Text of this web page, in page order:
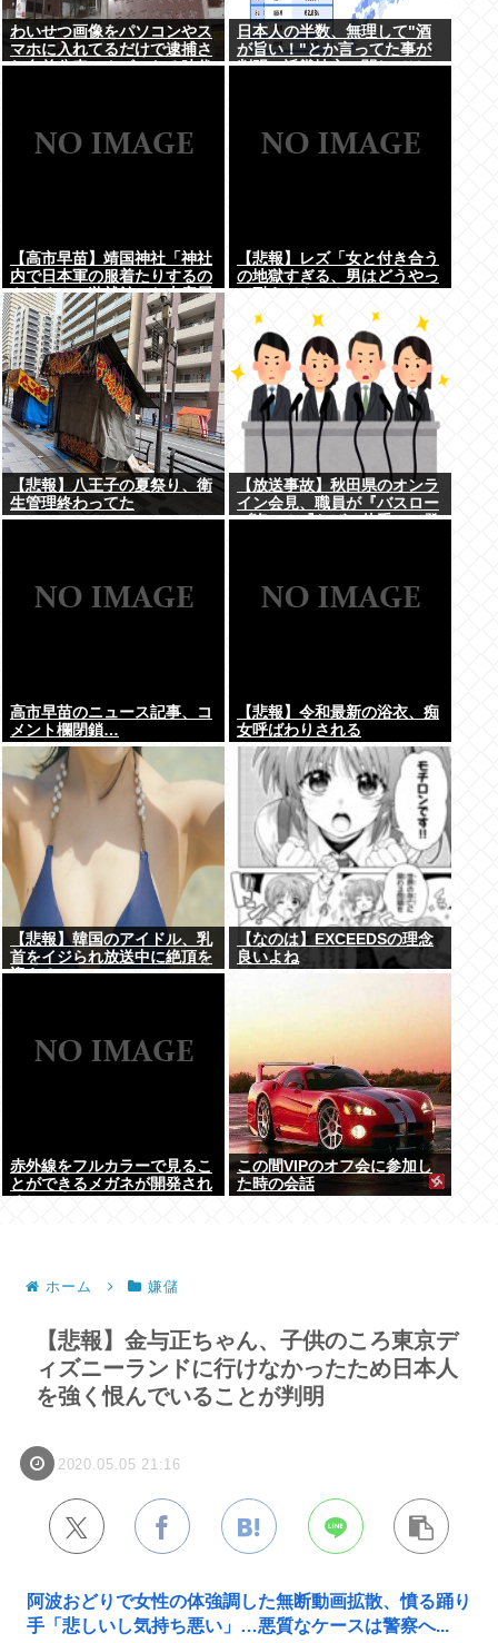
わいせつ画像をパソコンやス
マホに入れてるだけで逮捕さ
れ名前公表、クビになる時代
日本人の半数、無理して"酒
が旨い！"とか言ってた事が
判明。近畿地方に関しては6
【高市早苗】靖国神社「神社
内で日本軍の服着たりするの
やめろ！」遊就館のお土産屋
がこちら
【悲報】レズ「女と付き合う
の地獄すぎる、男はどうやっ
【悲報】八王子の夏祭り、衛
生管理終わってた
【放送事故】秋田県のオンラ
イン会見、職員が『バスロー
ブ姿』＆『たばこ片手』で登
高市早苗のニュース記事、コ
メント欄閉鎖…
【悲報】令和最新の浴衣、痴
女呼ばわりされる
【悲報】韓国のアイドル、乳
首をイジられ放送中に絶頂を
迎える...
【なのは】EXCEEDSの理念
良いよね
赤外線をフルカラーで見るこ
とができるメガネが開発され
この間VIPのオフ会に参加し
た時の会話
ホーム 嫌儲
【悲報】金与正ちゃん、子供のころ東京デ
ィズニーランドに行けなかったため日本人
を強く恨んでいることが判明
2020.05.05 21:16
阿波おどりで女性の体強調した無断動画拡散、憤る踊り
手「悲しいし気持ち悪い」…悪質なケースは警察へ...